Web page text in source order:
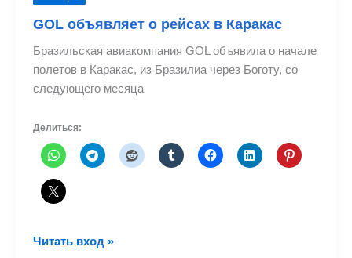
GOL объявляет о рейсах в Каракас
Бразильская авиакомпания GOL объявила о начале
полетов в Каракас, из Бразилиа через Боготу, со
следующего месяца
Делиться:
GOL
Читать вход »